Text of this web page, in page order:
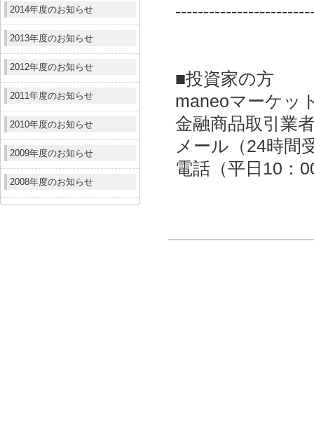
2014年度のお知らせ
2013年度のお知らせ
2012年度のお知らせ
2011年度のお知らせ
2010年度のお知らせ
2009年度のお知らせ
2008年度のお知らせ
■投資家の方
maneoマーケッ
金融商品取引業
メール（24時間
電話（平日10：